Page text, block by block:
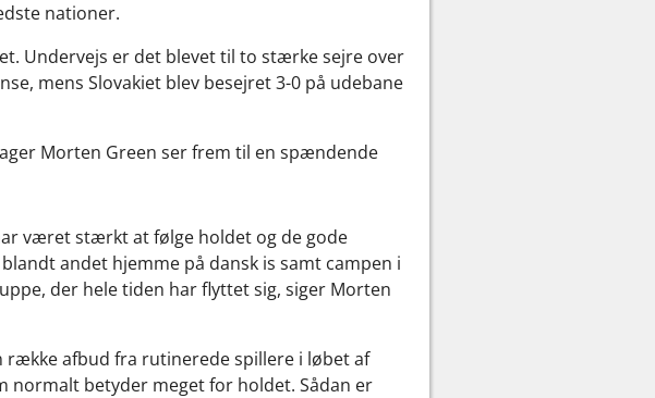
nationer.
Undervejs er det blevet til to stærke sejre over
mens Slovakiet blev besejret 3-0 på udebane
Morten Green ser frem til en spændende
været stærkt at følge holdet og de gode
andet hjemme på dansk is samt campen i
der hele tiden har flyttet sig, siger Morten
række afbud fra rutinerede spillere i løbet af
normalt betyder meget for holdet. Sådan er